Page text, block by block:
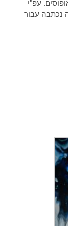
עפ"י
נכתבה עבור